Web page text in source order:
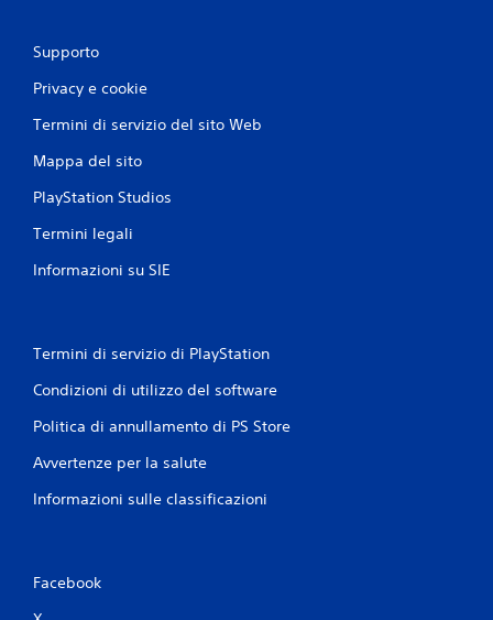
Supporto
Privacy e cookie
Termini di servizio del sito Web
Mappa del sito
PlayStation Studios
Termini legali
Informazioni su SIE
Termini di servizio di PlayStation
Condizioni di utilizzo del software
Politica di annullamento di PS Store
Avvertenze per la salute
Informazioni sulle classificazioni
Facebook